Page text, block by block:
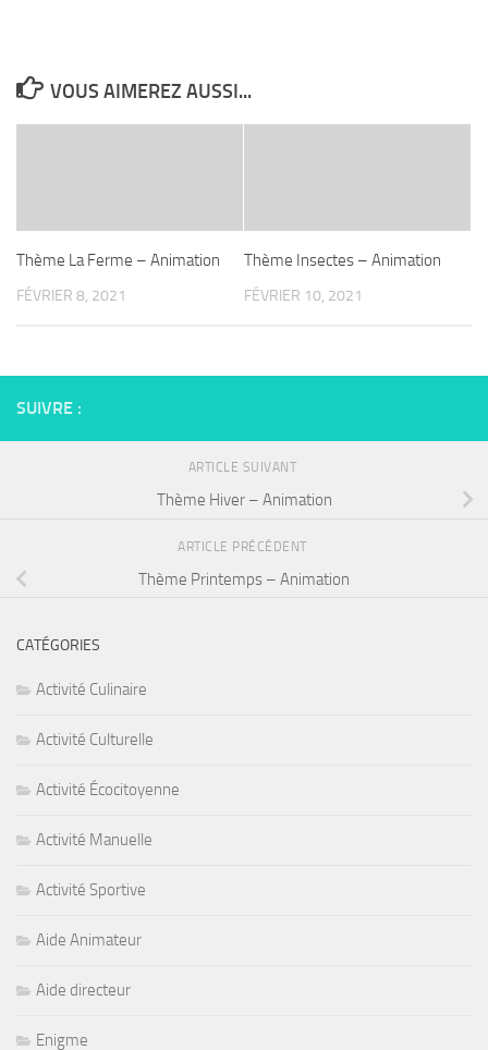
VOUS AIMEREZ AUSSI...
Thème La Ferme – Animation
FÉVRIER 8, 2021
Thème Insectes – Animation
FÉVRIER 10, 2021
SUIVRE :
ARTICLE SUIVANT
Thème Hiver – Animation
ARTICLE PRÉCÉDENT
Thème Printemps – Animation
CATÉGORIES
Activité Culinaire
Activité Culturelle
Activité Écocitoyenne
Activité Manuelle
Activité Sportive
Aide Animateur
Aide directeur
Enigme